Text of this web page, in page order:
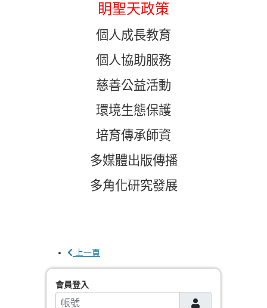
眀聖天政策
個人成長教育
個人協助服務
慈善公益活動
環境生態保護
培育傳承師資
多媒體出版傳播
多角化研究發展
上一頁
會員登入
帳號